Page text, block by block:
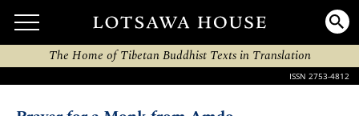
The Home of Tibetan Buddhist Texts in Translation
ISSN 2753-4812